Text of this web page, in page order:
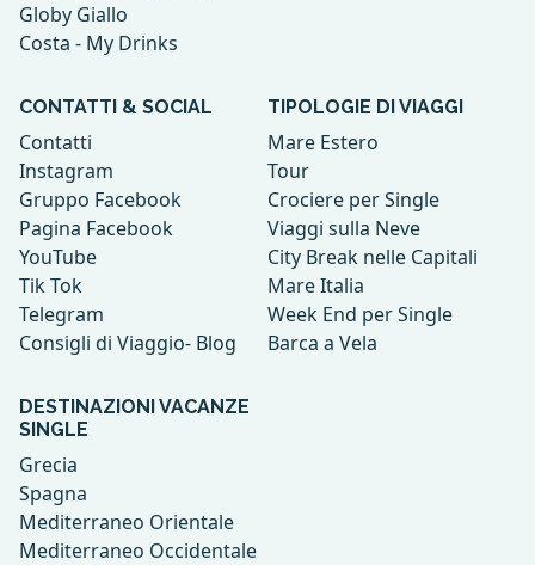
Globy Giallo
Costa - My Drinks
CONTATTI & SOCIAL
Contatti
Instagram
Gruppo Facebook
Pagina Facebook
YouTube
Tik Tok
Telegram
Consigli di Viaggio- Blog
TIPOLOGIE DI VIAGGI
Mare Estero
Tour
Crociere per Single
Viaggi sulla Neve
City Break nelle Capitali
Mare Italia
Week End per Single
Barca a Vela
DESTINAZIONI VACANZE
SINGLE
Grecia
Spagna
Mediterraneo Orientale
Mediterraneo Occidentale